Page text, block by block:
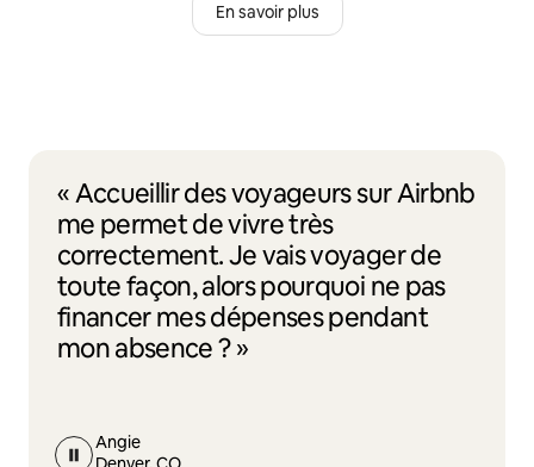
En savoir plus
« Accueillir des voyageurs sur Airbnb
me permet de vivre très
correctement. Je vais voyager de
toute façon, alors pourquoi ne pas
financer mes dépenses pendant
mon absence ? »
Angie